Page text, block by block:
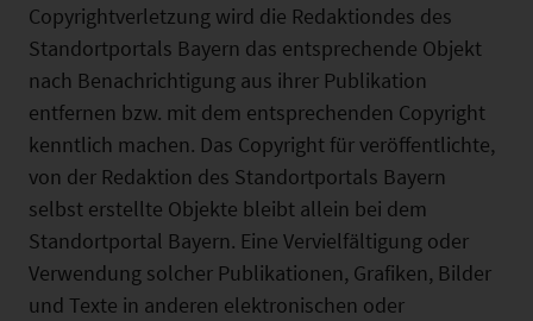
Copyrightverletzung wird die Redaktiondes des
Standortportals Bayern das entsprechende Objekt
nach Benachrichtigung aus ihrer Publikation
entfernen bzw. mit dem entsprechenden Copyright
kenntlich machen. Das Copyright für veröffentlichte,
von der Redaktion des Standortportals Bayern
selbst erstellte Objekte bleibt allein bei dem
Standortportal Bayern. Eine Vervielfältigung oder
Verwendung solcher Publikationen, Grafiken, Bilder
und Texte in anderen elektronischen oder